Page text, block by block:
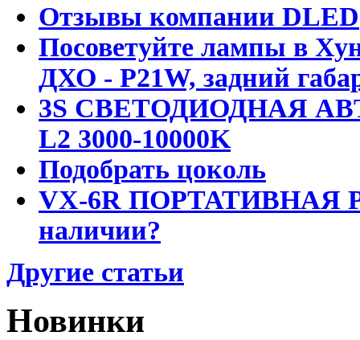
Отзывы компании DLED
Посоветуйте лампы в
ДХО - P21W, задний
3S СВЕТОДИОДНАЯ
L2 3000-10000K
Подобрать цоколь
VX-6R ПОРТАТИВНАЯ
наличии?
Другие статьи
Новинки